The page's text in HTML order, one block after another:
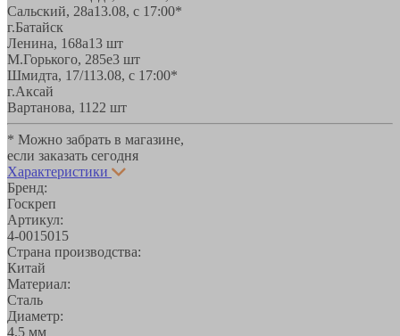
Сальский, 28a13.08, с 17:00*
г.Батайск
Ленина, 168а13 шт
М.Горького, 285е3 шт
Шмидта, 17/113.08, с 17:00*
г.Аксай
Вартанова, 11 22 шт
* Можно забрать в магазине,
если заказать сегодня
Характеристики
Бренд:
Госкреп
Артикул:
4-0015015
Страна производства:
Китай
Материал:
Сталь
Диаметр:
4,5 мм